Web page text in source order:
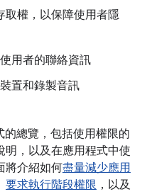
取權，以保障使用者隱
用者的聯絡資訊
置和錄製音訊
總覽，包括使用權限的
明，以及在應用程式中使
將介紹如何盡量減少應用
要求執行階段權限 ，以及